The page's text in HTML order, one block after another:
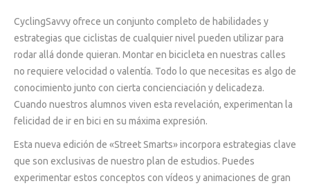
CyclingSavvy ofrece un conjunto completo de habilidades y
estrategias que ciclistas de cualquier nivel pueden utilizar para
rodar allá donde quieran. Montar en bicicleta en nuestras calles
no requiere velocidad o valentía. Todo lo que necesitas es algo de
conocimiento junto con cierta concienciación y delicadeza.
Cuando nuestros alumnos viven esta revelación, experimentan la
felicidad de ir en bici en su máxima expresión.
Esta nueva edición de «Street Smarts» incorpora estrategias clave
que son exclusivas de nuestro plan de estudios. Puedes
experimentar estos conceptos con vídeos y animaciones de gran